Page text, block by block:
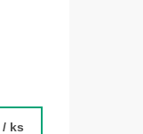
/ ks